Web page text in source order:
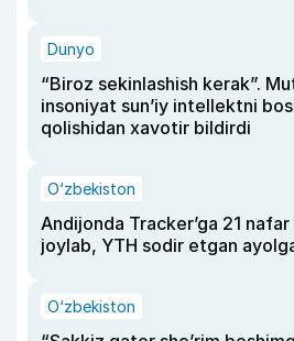
Dunyo
“Biroz sekinlashish kerak”.
insoniyat sun’iy intellektni
qolishidan xavotir bildirdi
O‘zbekiston
Andijonda Tracker’ga 21
joylab, YTH sodir etgan
O‘zbekiston